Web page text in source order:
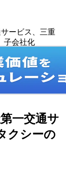
ービス、三重
子会社化
一交通サ
クシーの